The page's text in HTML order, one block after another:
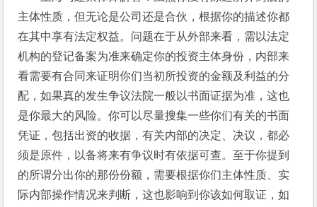
主体性质，但无论是公司还是合伙，根据你的描述你都
在其中享有法定权益。问题在于从外部来看，需以法定
机构的登记备案为准来确定你的投资主体身份，内部来
看需要有合同来证明你们当初所投资的金额及利益的分
配，如果真的发生争议法院一般以书面证据为准，这也
是你最大的风险。你可以尽量搜集一些你们有关的书面
凭证，包括出资的收据，有关内部的决定、决议，都必
须是原件，以备将来有争议时有依据可查。至于你提到
的所谓分出你的那份份额，需要根据你们主体性质、实
际内部操作情况来判断，这也影响到你该如何取证，如